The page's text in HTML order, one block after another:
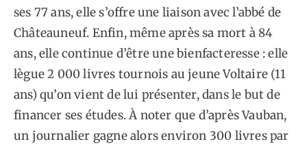
ses 77 ans, elle s’offre une liaison avec l’abbé de
Châteauneuf. Enfin, même après sa mort à 84
ans, elle continue d’être une bienfacteresse : elle
lègue 2 000 livres tournois au jeune Voltaire (11
ans) qu’on vient de lui présenter, dans le but de
financer ses études. À noter que d’après Vauban,
un journalier gagne alors environ 300 livres par